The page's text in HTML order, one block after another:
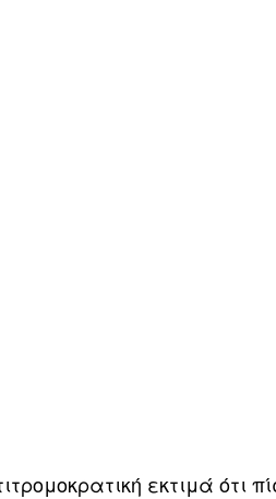
εκτιμά ότι